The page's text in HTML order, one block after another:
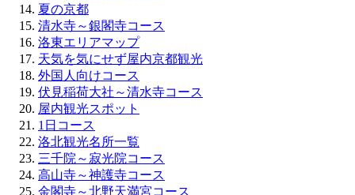
夏の京都
清水寺～銀閣寺コース
洛東エリアマップ
天気を気にせず屋内京都観光
外国人向けコース
伏見稲荷大社～清水寺コース
屋内観光スポット
1日コース
洛北観光名所一覧
三千院～寂光院コース
高山寺～神護寺コース
金閣寺～北野天満宮コース